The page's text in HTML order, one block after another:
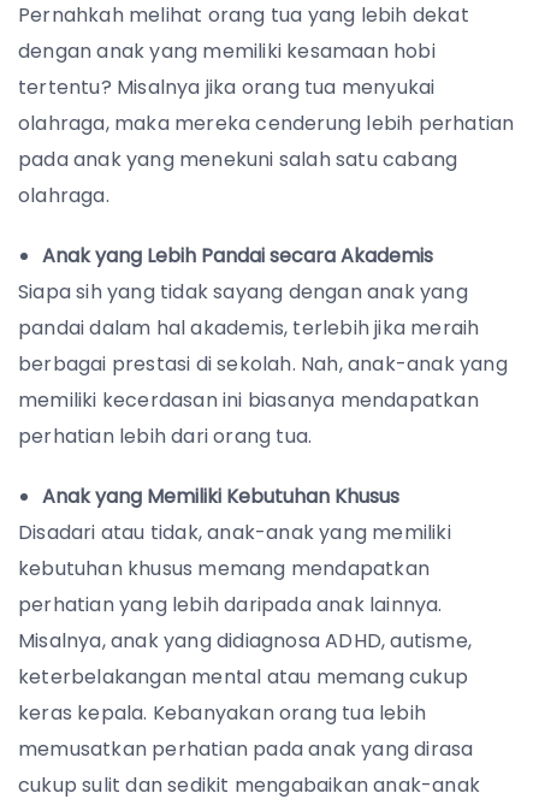
Pernahkah melihat orang tua yang lebih dekat
dengan anak yang memiliki kesamaan hobi
tertentu? Misalnya jika orang tua menyukai
olahraga, maka mereka cenderung lebih perhatian
pada anak yang menekuni salah satu cabang
olahraga.
Anak yang Lebih Pandai secara Akademis
Siapa sih yang tidak sayang dengan anak yang
pandai dalam hal akademis, terlebih jika meraih
berbagai prestasi di sekolah. Nah, anak-anak yang
memiliki kecerdasan ini biasanya mendapatkan
perhatian lebih dari orang tua.
Anak yang Memiliki Kebutuhan Khusus
Disadari atau tidak, anak-anak yang memiliki
kebutuhan khusus memang mendapatkan
perhatian yang lebih daripada anak lainnya.
Misalnya, anak yang didiagnosa ADHD, autisme,
keterbelakangan mental atau memang cukup
keras kepala. Kebanyakan orang tua lebih
memusatkan perhatian pada anak yang dirasa
cukup sulit dan sedikit mengabaikan anak-anak